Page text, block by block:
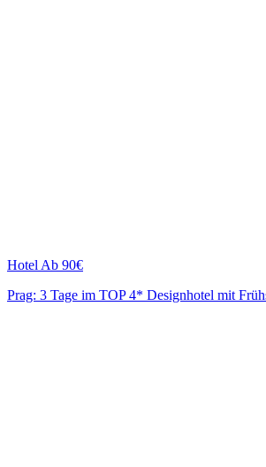
Hotel Ab 90€
Prag: 3 Tage im TOP 4* Designhotel mit